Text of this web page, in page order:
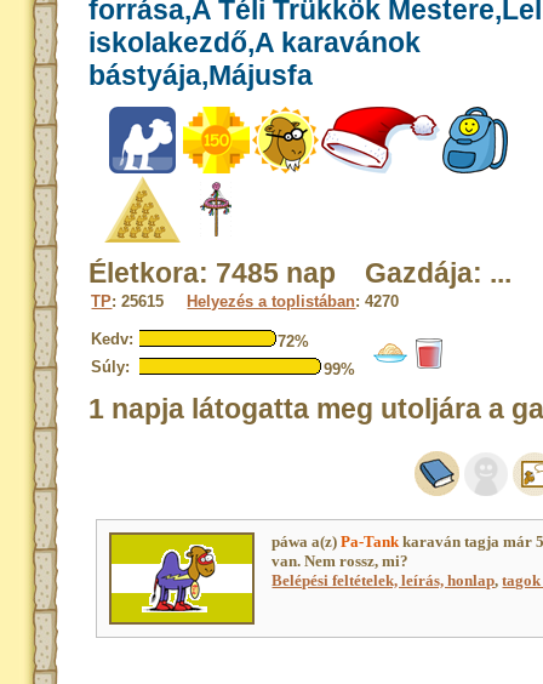
forrása,A Téli Trükkök
iskolakezdő,A karavánok
bástyája,Májusfa
Életkora: 7485 nap Gazdája: ...
TP: 25615 Helyezés a toplistában: 4270
Kedv:
72%
Súly:
99%
1 napja látogatta meg utoljára a
páwa a(z)Pa-Tankkaraván tagja már
van. Nem rossz, mi?
Belépési feltételek, leírás, honlap,